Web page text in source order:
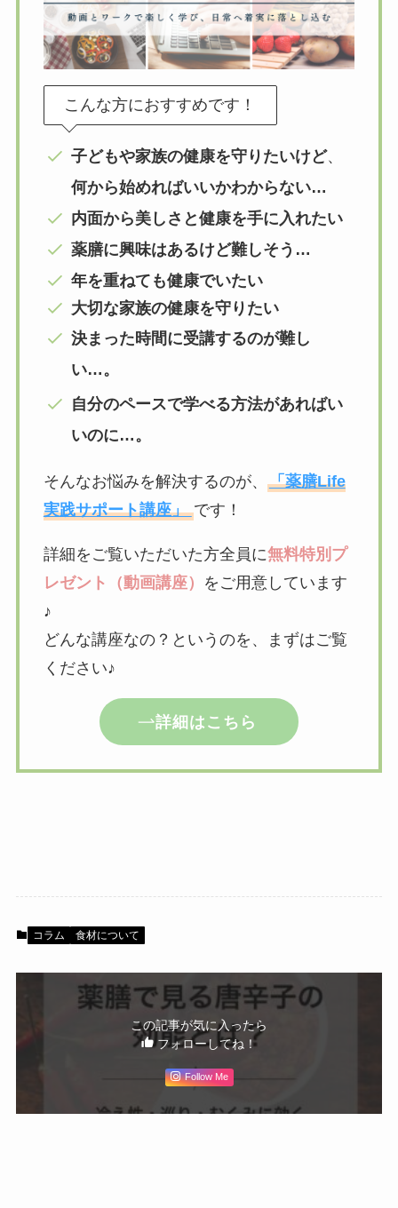
こんな方におすすめです！
子どもや家族の健康を守りたいけど、
何から始めればいいかわからない…
内面から美しさと健康を手に入れたい
薬膳に興味はあるけど難しそう…
年を重ねても健康でいたい
大切な家族の健康を守りたい
決まった時間に受講するのが難し
い…。
自分のペースで学べる方法があればい
いのに…。
そんなお悩みを解決するのが、 「薬膳Life
実践サポート講座」です！
詳細をご覧いただいた方全員に無料特別プ
レゼント（動画講座）
をご用意しています
♪
どんな講座なの？というのを、まずはご覧
ください♪
詳細はこちら
コラム 食材について
この記事が気に入ったら
フォローしてね！
Follow Me